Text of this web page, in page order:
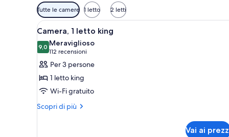
Filtri
disponibili
per
le
camere
Tutte le camere 1 letto 2 letti
Apri
tutte
le
foto
per
Camera,
letto
Una camera d'albergo con
8
Camera, 1 letto king
9,09,0 su 10
Meraviglioso
112 recensioni
(112
recensioni)
Per 3 persone
1 letto king
Wi-Fi gratuito
Scopri di più
Altri
Vai ai